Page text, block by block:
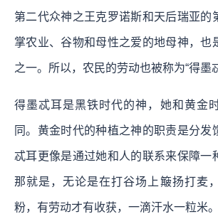
第二代众神之王克罗诺斯和天后瑞亚的
掌农业、谷物和母性之爱的地母神，也
之一。所以，农民的劳动也被称为“得墨
得墨忒耳是黑铁时代的神，她和黄金
同。黄金时代的种植之神的职责是分发
忒耳更像是通过她和人的联系来保障一
那就是，无论是在打谷场上簸扬打麦
粉，有劳动才有收获，一滴汗水一粒米。